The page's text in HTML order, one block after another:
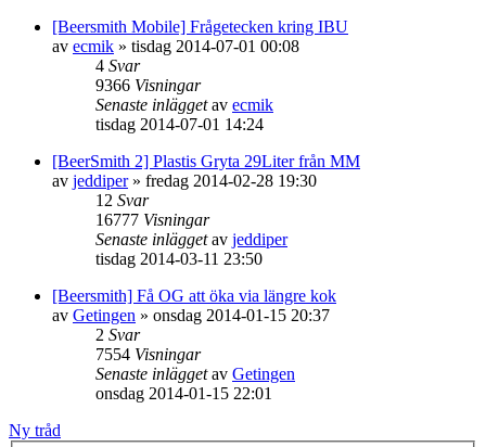
[Beersmith Mobile] Frågetecken kring IBU
av ecmik » tisdag 2014-07-01 00:08
4 Svar
9366 Visningar
Senaste inläggetav ecmik
tisdag 2014-07-01 14:24
[BeerSmith 2] Plastis Gryta 29Liter från MM
av jeddiper» fredag 2014-02-28 19:30
12 Svar
16777 Visningar
Senaste inläggetav jeddiper
tisdag 2014-03-11 23:50
[Beersmith] Få OG att öka via längre kok
av Getingen » onsdag 2014-01-15 20:37
2 Svar
7554 Visningar
Senaste inläggetav Getingen
onsdag 2014-01-15 22:01
Ny tråd